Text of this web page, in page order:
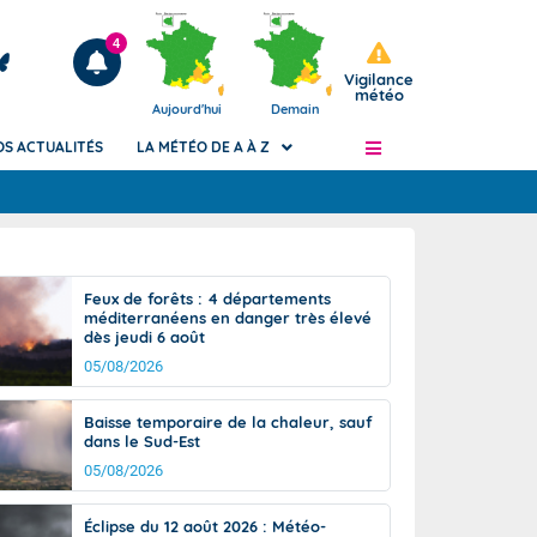
Articles
4
Aujourd'hui Demain
Vigilance
météo
de
Phénomènes dangereux de J+2 à J+7
Avertissement pluies intenses à l'échelle
des communes (Apic)
Bulletins Marine
Bulletins d'estimation du risque
d'avalanche
Météo des forêts
Vigicrues
ACTUALITÉS LA MÉTÉO DE A À Z
Feux de forêts : 4 départements
méditerranéens en danger très élevé
dès jeudi 6 août
05/08/2026
Baisse temporaire de la chaleur, sauf
dans le Sud-Est
05/08/2026
Éclipse du 12 août 2026 : Météo-